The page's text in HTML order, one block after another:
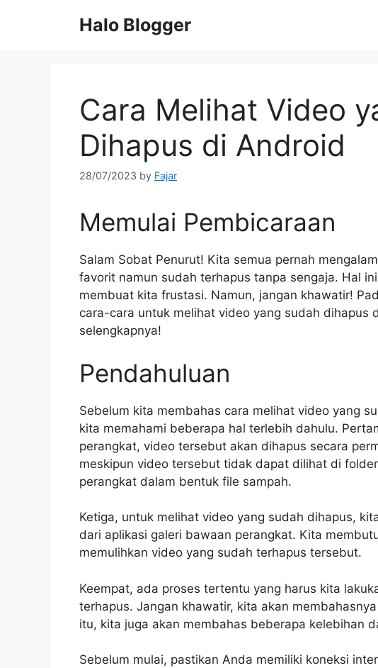
Halo Blogger
Cara Melihat Video
Dihapus di Android
28/07/2023 by Fajar
Memulai Pembicaraan
Salam Sobat Penurut! Kita semua pernah
favorit namun sudah terhapus tanpa sengaja. Hal
membuat kita frustasi. Namun, jangan khawatir!
cara-cara untuk melihat video yang sudah dihapus
selengkapnya!
Pendahuluan
Sebelum kita membahas cara melihat video yang
kita memahami beberapa hal terlebih dahulu.
perangkat, video tersebut akan dihapus secara
meskipun video tersebut tidak dapat dilihat di
perangkat dalam bentuk file sampah.
Ketiga, untuk melihat video yang sudah dihapus,
dari aplikasi galeri bawaan perangkat. Kita
memulihkan video yang sudah terhapus tersebut.
Keempat, ada proses tertentu yang harus kita
terhapus. Jangan khawatir, kita akan
itu, kita juga akan membahas beberapa kelebihan
Sebelum mulai, pastikan Anda memiliki koneksi